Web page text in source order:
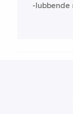
-lubbende